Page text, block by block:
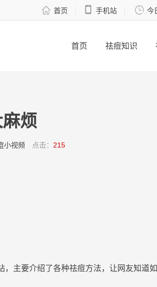
 首页  手机站  今
首页 祛痘知识
烦
小视频 点击： 215
，主要介绍了各种祛痘方法，让网友知道